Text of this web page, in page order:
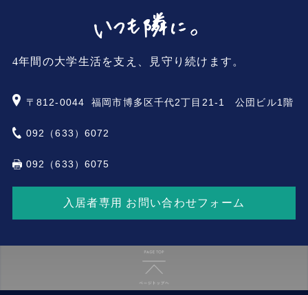
4年間の大学生活を支え、見守り続けます。
〒812-0044 福岡市博多区千代2丁目21-1 公団ビル1階
092（633）6072
092（633）6075
入居者専用 お問い合わせフォーム